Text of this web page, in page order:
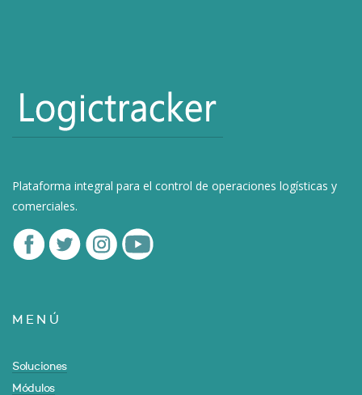
Plataforma integral para el control de operaciones logísticas y
comerciales.
MENÚ
Soluciones
Módulos